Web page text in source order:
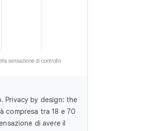
Privacy by design: the
compresa tra 18 e 70
di avere il